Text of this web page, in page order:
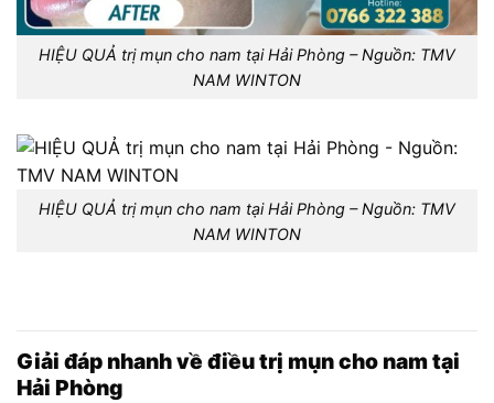
HIỆU QUẢ trị mụn cho nam tại Hải Phòng – Nguồn: TMV
NAM WINTON
HIỆU QUẢ trị mụn cho nam tại Hải Phòng – Nguồn: TMV
NAM WINTON
Giải đáp nhanh về điều trị mụn cho nam tại
Hải Phòng